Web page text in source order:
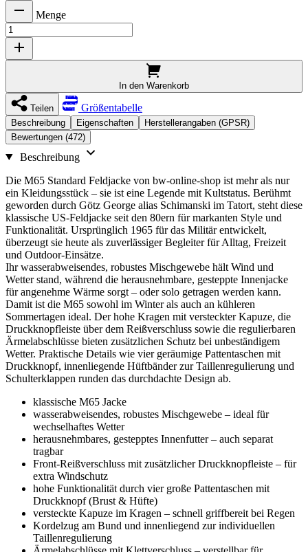
Menge
In den Warenkorb
Teilen Größentabelle
Beschreibung Eigenschaften
Herstellerangaben (GPSR)
Bewertungen (472)
Beschreibung
Die M65 Standard Feldjacke von bw-online-shop ist mehr als nur
ein Kleidungsstück – sie ist eine Legende mit Kultstatus. Berühmt
geworden durch Götz George alias Schimanski im Tatort, steht diese
klassische US-Feldjacke seit den 80ern für markanten Style und
Funktionalität. Ursprünglich 1965 für das Militär entwickelt,
überzeugt sie heute als zuverlässiger Begleiter für Alltag, Freizeit
und Outdoor-Einsätze.
Ihr wasserabweisendes, robustes Mischgewebe hält Wind und
Wetter stand, während die herausnehmbare, gesteppte Innenjacke
für angenehme Wärme sorgt – oder solo getragen werden kann.
Damit ist die M65 sowohl im Winter als auch an kühleren
Sommertagen ideal. Der hohe Kragen mit versteckter Kapuze, die
Druckknopfleiste über dem Reißverschluss sowie die regulierbaren
Ärmelabschlüsse bieten zusätzlichen Schutz bei unbeständigem
Wetter. Praktische Details wie vier geräumige Pattentaschen mit
Druckknopf, innenliegende Hüftbänder zur Taillenregulierung und
Schulterklappen runden das durchdachte Design ab.
klassische M65 Jacke
wasserabweisendes, robustes Mischgewebe – ideal für
wechselhaftes Wetter
herausnehmbares, gestepptes Innenfutter – auch separat
tragbar
Front-Reißverschluss mit zusätzlicher Druckknopfleiste – für
extra Windschutz
hohe Funktionalität durch vier große Pattentaschen mit
Druckknopf (Brust & Hüfte)
versteckte Kapuze im Kragen – schnell griffbereit bei Regen
Kordelzug am Bund und innenliegend zur individuellen
Taillenregulierung